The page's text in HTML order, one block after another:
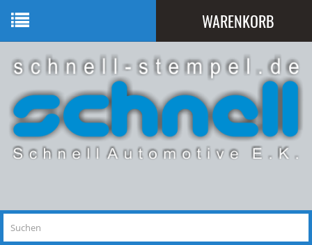
WARENKORB
Ihr Warenkorb ist leer.